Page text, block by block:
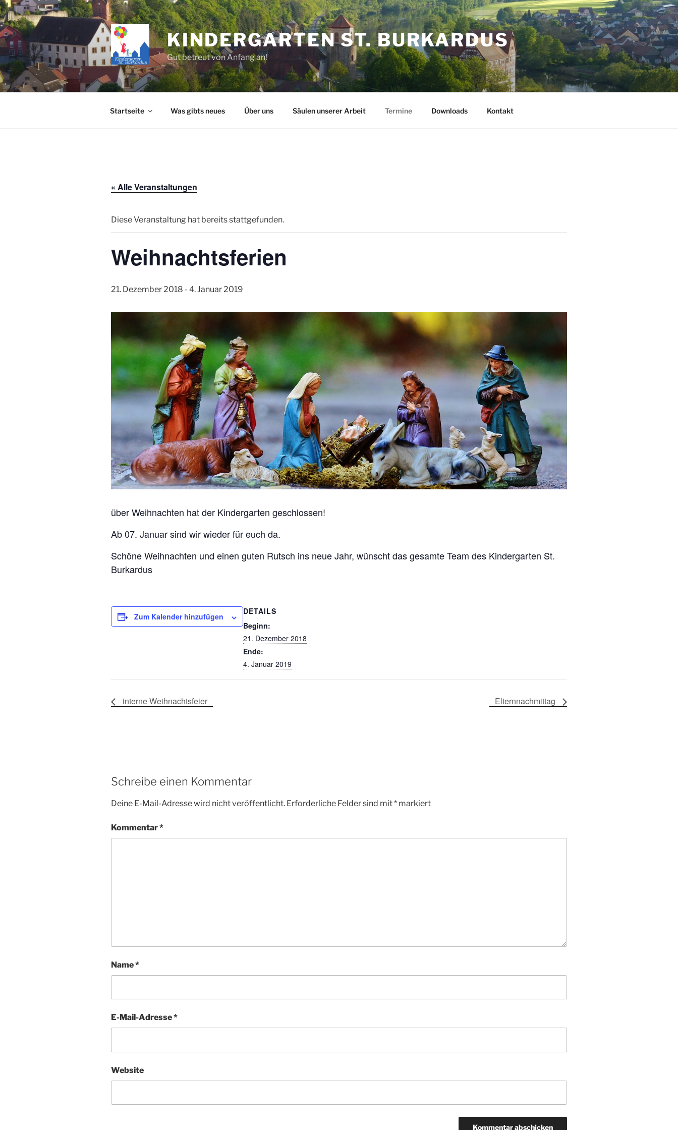
Zum
Inhalt
springen
KINDERGARTEN ST. BURKARDUS
Gut betreut von Anfang an!
Startseite Was gibts neues Über uns Säulen unserer Arbeit Termine Downloads Kontakt
« Alle Veranstaltungen
Diese Veranstaltung hat bereits stattgefunden.
Weihnachtsferien
21. Dezember 2018 - 4. Januar 2019
über Weihnachten hat der Kindergarten geschlossen!
Ab 07. Januar sind wir wieder für euch da.
Schöne Weihnachten und einen guten Rutsch ins neue Jahr, wünscht das gesamte Team des Kindergarten St.
Burkardus
Zum Kalender hinzufügen
DETAILS
Beginn:
21. Dezember 2018
Ende:
4. Januar 2019
interne Weihnachtsfeier Elternnachmittag
Schreibe einen Kommentar
Deine E-Mail-Adresse wird nicht veröffentlicht. Erforderliche Felder sind mit* markiert
Kommentar*
Name*
E-Mail-Adresse*
Website